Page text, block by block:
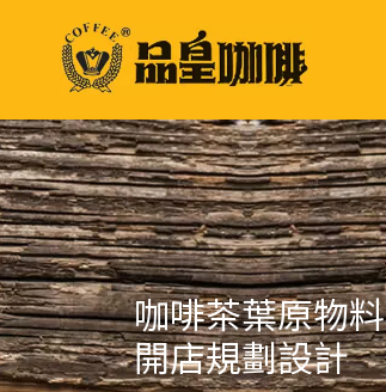
咖啡茶葉原物料
開店規劃設計